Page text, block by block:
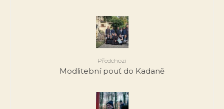
Předchozí
Modlitební pouť do Kadaně